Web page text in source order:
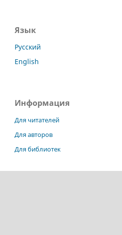
Язык
Русский
English
Информация
Для читателей
Для авторов
Для библиотек